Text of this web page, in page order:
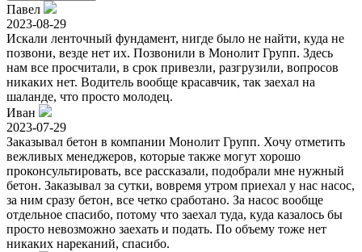
Павел
2023-08-29
Искали ленточный фундамент, нигде было не найти, куда не
позвони, везде нет их. Позвонили в Монолит Групп. Здесь
нам все просчитали, в срок привезли, разгрузили, вопросов
никаких нет. Водитель вообще красавчик, так заехал на
шаланде, что просто молодец.
Иван
2023-07-29
Заказывал бетон в компании Монолит Групп. Хочу отметить
вежливых менеджеров, которые также могут хорошо
проконсультировать, все рассказали, подобрали мне нужный
бетон. Заказывал за сутки, вовремя утром приехал у нас насос,
за ним сразу бетон, все четко сработано. За насос вообще
отдельное спасибо, потому что заехал туда, куда казалось бы
просто невозможно заехать и подать. По объему тоже нет
никаких нареканий, спасибо.